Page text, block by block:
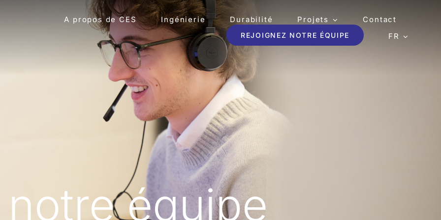
A propos de CES Ingénierie Durabilité Projets Contact
REJOIGNEZ NOTRE ÉQUIPE FR
équipe